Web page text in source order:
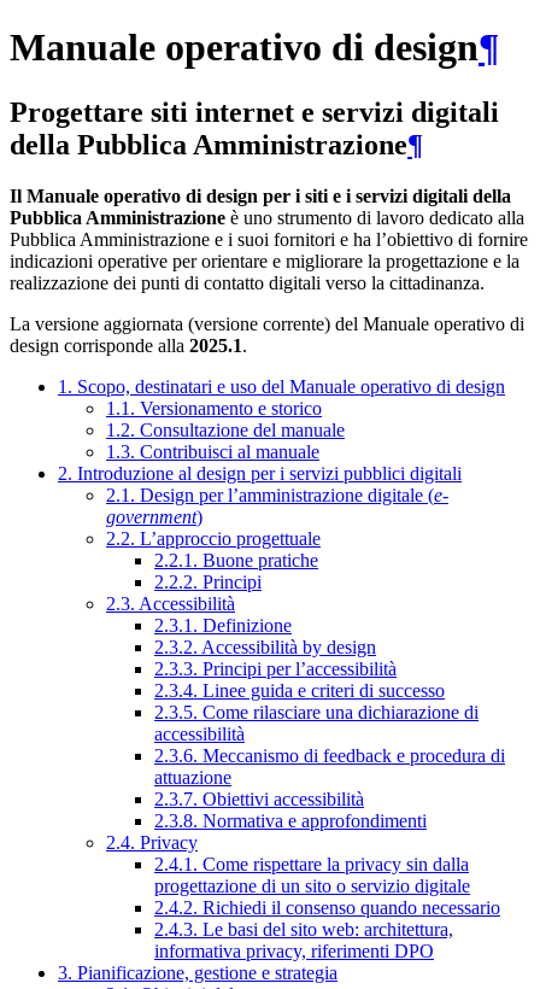
Manuale operativo di design¶
Progettare siti internet e servizi digitali
della Pubblica Amministrazione¶
Il Manuale operativo di design per i siti e i servizi digitali della
Pubblica Amministrazione è uno strumento di lavoro dedicato alla
Pubblica Amministrazione e i suoi fornitori e ha l’obiettivo di fornire
indicazioni operative per orientare e migliorare la progettazione e la
realizzazione dei punti di contatto digitali verso la cittadinanza.
La versione aggiornata (versione corrente) del Manuale operativo di
design corrisponde alla 2025.1.
1. Scopo, destinatari e uso del Manuale operativo di design
1.1. Versionamento e storico
1.2. Consultazione del manuale
1.3. Contribuisci al manuale
2. Introduzione al design per i servizi pubblici digitali
2.1. Design per l’amministrazione digitale (e-
government)
2.2. L’approccio progettuale
2.2.1. Buone pratiche
2.2.2. Principi
2.3. Accessibilità
2.3.1. Definizione
2.3.2. Accessibilità by design
2.3.3. Principi per l’accessibilità
2.3.4. Linee guida e criteri di successo
2.3.5. Come rilasciare una dichiarazione di
accessibilità
2.3.6. Meccanismo di feedback e procedura di
attuazione
2.3.7. Obiettivi accessibilità
2.3.8. Normativa e approfondimenti
2.4. Privacy
2.4.1. Come rispettare la privacy sin dalla
progettazione di un sito o servizio digitale
2.4.2. Richiedi il consenso quando necessario
2.4.3. Le basi del sito web: architettura,
informativa privacy, riferimenti DPO
3. Pianificazione, gestione e strategia